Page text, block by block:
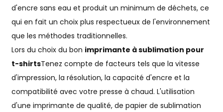
d'encre sans eau et produit un minimum de déchets, ce
qui en fait un choix plus respectueux de l'environnement
que les méthodes traditionnelles.
Lors du choix du bon imprimante à sublimation pour
t-shirtsTenez compte de facteurs tels que la vitesse
d'impression, la résolution, la capacité d'encre et la
compatibilité avec votre presse à chaud. L'utilisation
d'une imprimante de qualité, de papier de sublimation